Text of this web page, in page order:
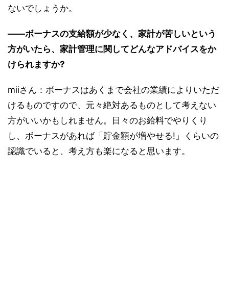
ないでしょうか。
――ボーナスの支給額が少なく、家計が苦しいという
方がいたら、家計管理に関してどんなアドバイスをか
けられますか?
miiさん：ボーナスはあくまで会社の業績によりいただ
けるものですので、元々絶対あるものとして考えない
方がいいかもしれません。日々のお給料でやりくり
し、ボーナスがあれば「貯金額が増やせる!」くらいの
認識でいると、考え方も楽になると思います。